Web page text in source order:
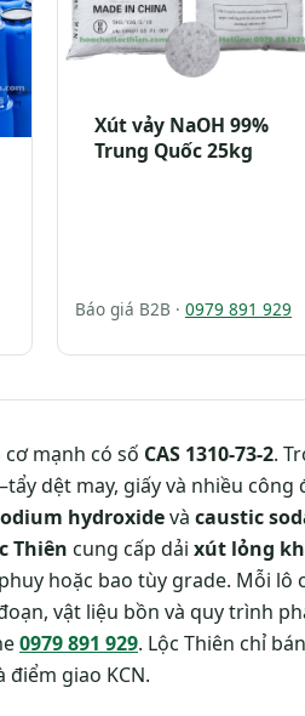
Xút vảy NaOH 99%
Trung Quốc 25kg
Báo giá B2B · 0979 891 929
cơ mạnh có số CAS 1310-73-2.
dệt may, giấy và nhiều công
hydroxidevà caustic
Thiên cung cấp dải xút lỏng
hoặc bao tùy grade. Mỗi lô
vật liệu bồn và quy trình
0979 891 929. Lộc Thiên chỉ
giao KCN.